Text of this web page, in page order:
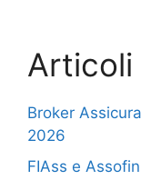
Articoli
Broker
2026
FIAss e